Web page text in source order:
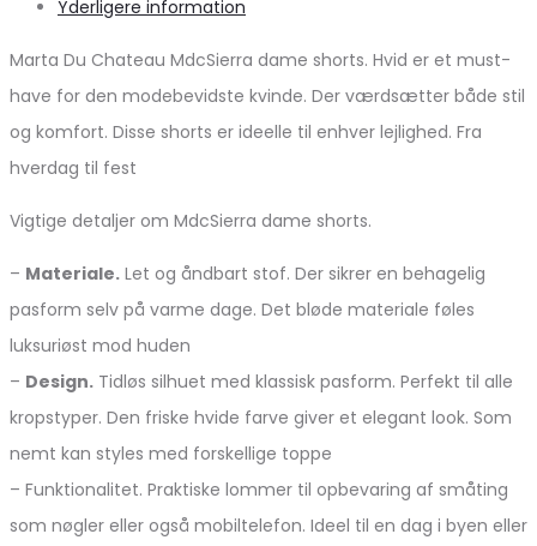
Yderligere information
Marta Du Chateau MdcSierra dame shorts. Hvid er et must-
have for den modebevidste kvinde. Der værdsætter både stil
og komfort. Disse shorts er ideelle til enhver lejlighed. Fra
hverdag til fest
Vigtige detaljer om MdcSierra dame shorts.
– Materiale. Let og åndbart stof. Der sikrer en behagelig
pasform selv på varme dage. Det bløde materiale føles
luksuriøst mod huden
– Design. Tidløs silhuet med klassisk pasform. Perfekt til alle
kropstyper. Den friske hvide farve giver et elegant look. Som
nemt kan styles med forskellige toppe
– Funktionalitet. Praktiske lommer til opbevaring af småting
som nøgler eller også mobiltelefon. Ideel til en dag i byen eller